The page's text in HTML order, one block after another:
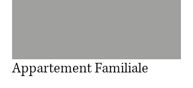
Appartement Familiale